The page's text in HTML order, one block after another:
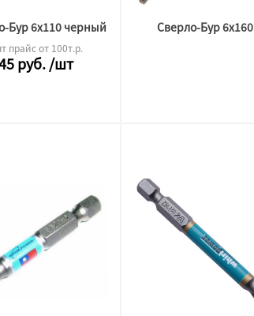
Бур 6х110 черный
прайс от 100т.р.
руб./шт
Сверло-Бур 6х160